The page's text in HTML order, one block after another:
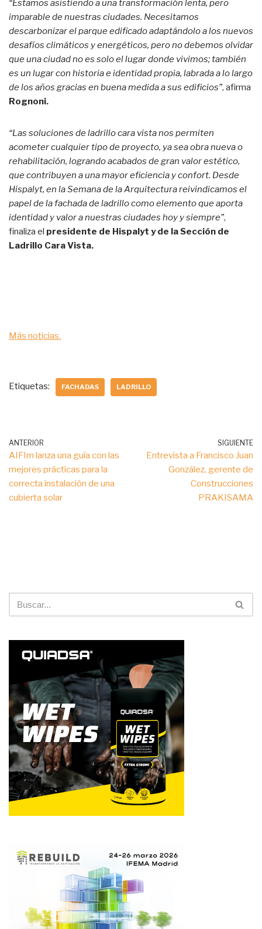
“Estamos asistiendo a una transformación lenta, pero
imparable de nuestras ciudades. Necesitamos
descarbonizar el parque edificado adaptándolo a los nuevos
desafíos climáticos y energéticos, pero no debemos olvidar
que una ciudad no es solo el lugar donde vivimos; también
es un lugar con historia e identidad propia, labrada a lo largo
de los años gracias en buena medida a sus edificios”, afirma
Rognoni.
“Las soluciones de ladrillo cara vista nos permiten
acometer cualquier tipo de proyecto, ya sea obra nueva o
rehabilitación, logrando acabados de gran valor estético,
que contribuyen a una mayor eficiencia y confort. Desde
Hispalyt, en la Semana de la Arquitectura reivindicamos el
papel de la fachada de ladrillo como elemento que aporta
identidad y valor a nuestras ciudades hoy y siempre”,
finaliza el presidente de Hispalyt y de la Sección de
Ladrillo Cara Vista.
Más noticias.
Etiquetas: FACHADAS LADRILLO
ANTERIOR
AIFIm lanza una guía con las
mejores prácticas para la
correcta instalación de una
cubierta solar
SIGUIENTE
Entrevista a Francisco Juan
González, gerente de
Construcciones
PRAKISAMA